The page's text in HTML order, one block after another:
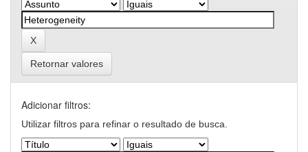
Retornar valores
Adicionar filtros:
Utilizar filtros para refinar o resultado de busca.